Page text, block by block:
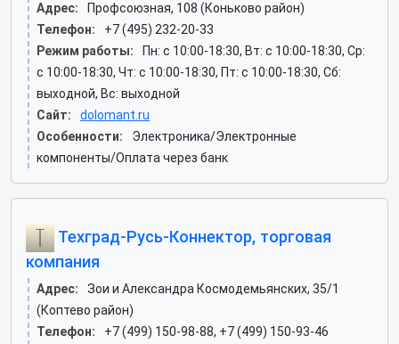
Адрес:
Профсоюзная, 108 (Коньково район)
Телефон:
+7 (495) 232-20-33
Режим работы:
Пн: c 10:00-18:30, Вт: c 10:00-18:30, Ср:
c 10:00-18:30, Чт: c 10:00-18:30, Пт: c 10:00-18:30, Сб:
выходной, Вс: выходной
Сайт:
dolomant.ru
Особенности:
Электроника/Электронные
компоненты/Оплата через банк
Техград-Русь-Коннектор, торговая
компания
Адрес:
Зои и Александра Космодемьянских, 35/1
(Коптево район)
Телефон:
+7 (499) 150-98-88, +7 (499) 150-93-46